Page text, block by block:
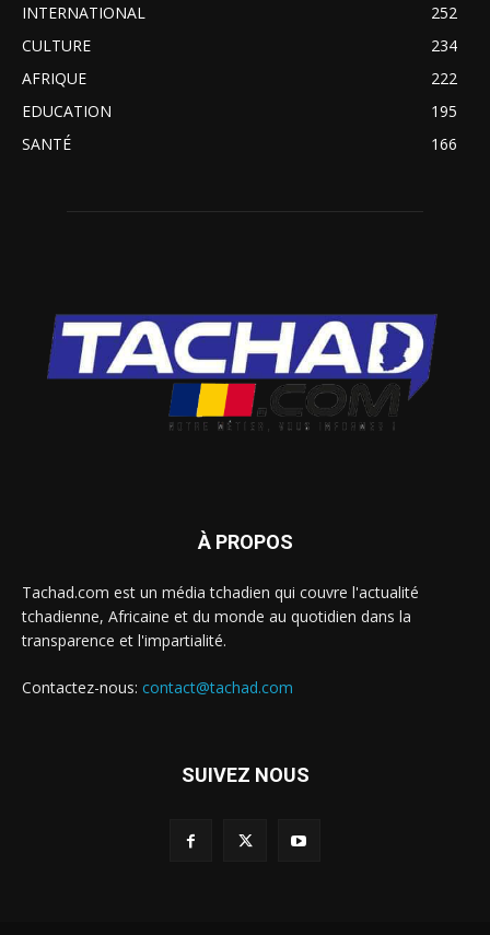
INTERNATIONAL
252
CULTURE
234
AFRIQUE
222
EDUCATION
195
SANTÉ
166
À PROPOS
Tachad.com est un média tchadien qui couvre l'actualité
tchadienne, Africaine et du monde au quotidien dans la
transparence et l'impartialité.
Contactez-nous: contact@tachad.com
SUIVEZ NOUS